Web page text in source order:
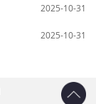
2025-10-31
2025-10-31